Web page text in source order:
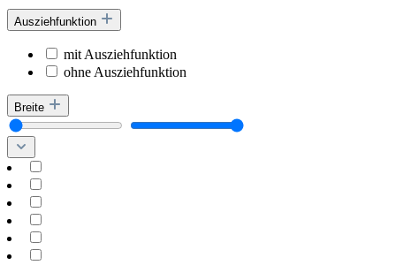
Ausziehfunktion
mit Ausziehfunktion
ohne Ausziehfunktion
Breite